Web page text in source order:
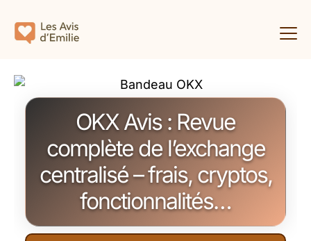
OKX Avis : Revue
complète de l’exchange
centralisé – frais, cryptos,
fonctionnalités…